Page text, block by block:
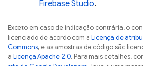
Firebase Studio.
Exceto em caso de indicação contrária, o
licenciado de acordo com a Licença de
Commons, e as amostras de código são
a Licença Apache 2.0. Para mais detalhes,